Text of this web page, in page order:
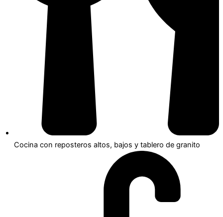
Cocina con reposteros altos, bajos y tablero de granito